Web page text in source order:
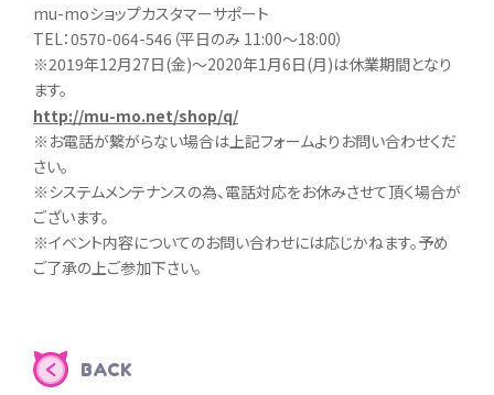
mu-moショップカスタマーサポート
TEL：0570-064-546（平日のみ 11:00～18:00）
※2019年12月27日(金)～2020年1月6日(月)は休業期間となり
ます。
http://mu-mo.net/shop/q/
※お電話が繋がらない場合は上記フォームよりお問い合わせくだ
さい｡
※システムメンテナンスの為、電話対応をお休みさせて頂く場合が
ございます。
※イベント内容についてのお問い合わせには応じかねます。予め
ご了承の上ご参加下さい。
BACK